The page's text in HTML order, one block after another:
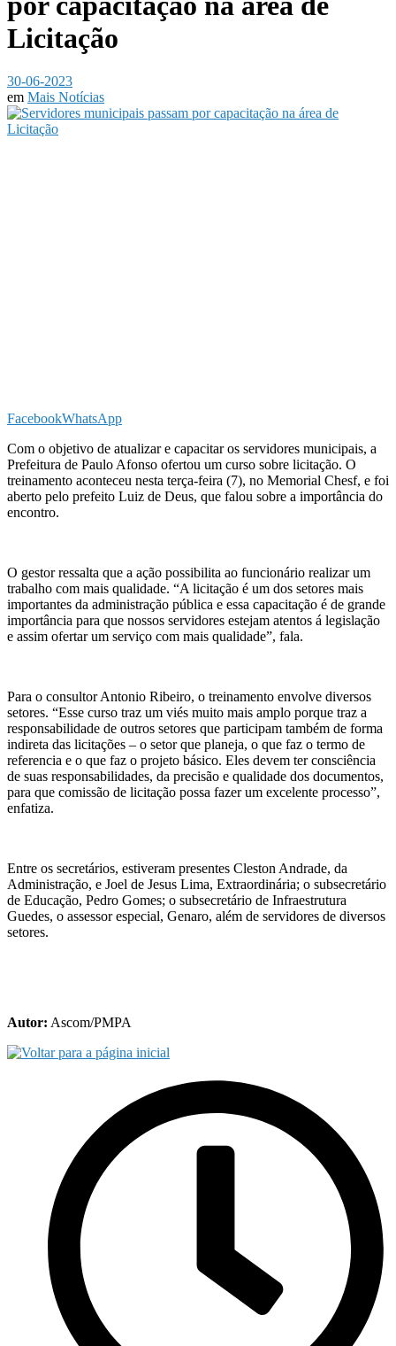
Licitação
30-06-2023
em Mais Notícias
FacebookWhatsApp
Com o objetivo de atualizar e capacitar os servidores municipais, a
Prefeitura de Paulo Afonso ofertou um curso sobre licitação. O
treinamento aconteceu nesta terça-feira (7), no Memorial Chesf, e foi
aberto pelo prefeito Luiz de Deus, que falou sobre a importância do
encontro.
O gestor ressalta que a ação possibilita ao funcionário realizar um
trabalho com mais qualidade. “A licitação é um dos setores mais
importantes da administração pública e essa capacitação é de grande
importância para que nossos servidores estejam atentos á legislação
e assim ofertar um serviço com mais qualidade”, fala.
Para o consultor Antonio Ribeiro, o treinamento envolve diversos
setores. “Esse curso traz um viés muito mais amplo porque traz a
responsabilidade de outros setores que participam também de forma
indireta das licitações – o setor que planeja, o que faz o termo de
referencia e o que faz o projeto básico. Eles devem ter consciência
de suas responsabilidades, da precisão e qualidade dos documentos,
para que comissão de licitação possa fazer um excelente processo”,
enfatiza.
Entre os secretários, estiveram presentes Cleston Andrade, da
Administração, e Joel de Jesus Lima, Extraordinária; o subsecretário
de Educação, Pedro Gomes; o subsecretário de Infraestrutura
Guedes, o assessor especial, Genaro, além de servidores de diversos
setores.
Autor: Ascom/PMPA